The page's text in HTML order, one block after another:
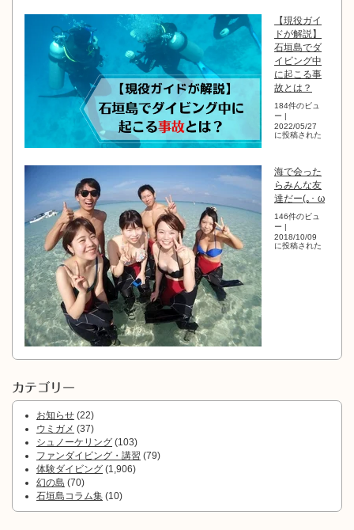
【現役ガイ
ドが解説】
石垣島でダ
イビング中
に起こる事
故とは？
184件のビュ
ー |
2022/05/27
に投稿された
海で会った
らみんな友
達だー(｡･ ω
146件のビュ
ー |
2018/10/09
に投稿された
カテゴリー
お知らせ (22)
ウミガメ (37)
シュノーケリング (103)
ファンダイビング・講習 (79)
体験ダイビング (1,906)
幻の島 (70)
石垣島コラム集 (10)